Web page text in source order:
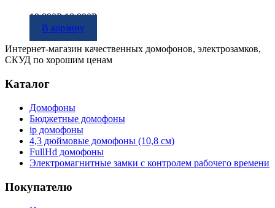
19 990Р 18 990Р
В корзину
Интернет-магазин качественных домофонов, электрозамков,
СКУД по хорошим ценам
Каталог
Домофоны
Бюджетные домофоны
ip домофоны
4,3 дюймовые домофоны (10,8 см)
FullHd домофоны
Электромагнитные замки с контролем рабочего времени
Покупателю